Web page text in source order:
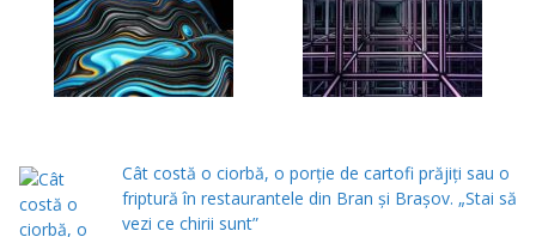
Cât costă o ciorbă, o porţie de cartofi prăjiţi sau o
friptură în restaurantele din Bran şi Braşov. „Stai să
vezi ce chirii sunt”